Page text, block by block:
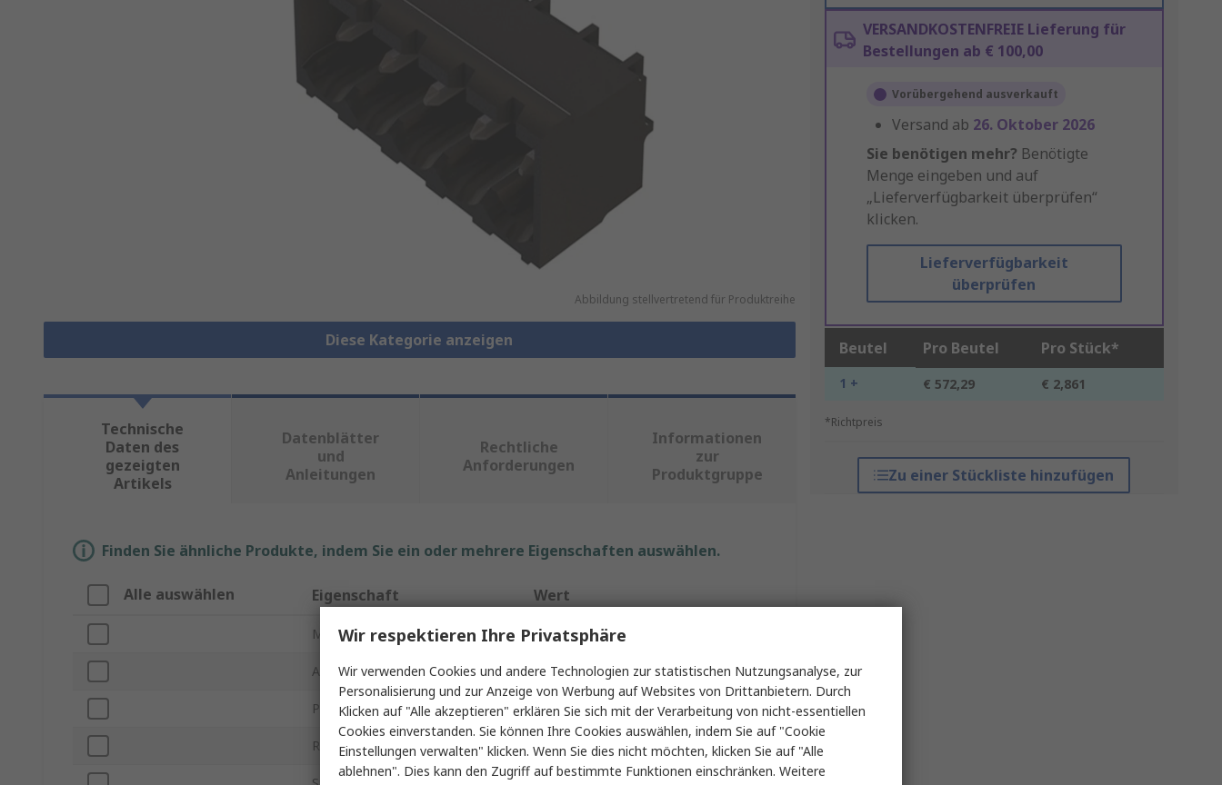
Abbildung stellvertretend für Produktreihe
Diese Kategorie anzeigen
VERSANDKOSTENFREIE Lieferung für
Bestellungen ab € 100,00
Vorübergehend ausverkauft
Versand ab 26. Oktober 2026
Sie benötigen mehr? Benötigte
Menge eingeben und auf
„Lieferverfügbarkeit überprüfen“
klicken.
Lieferverfügbarkeit
überprüfen
Beutel Pro Beutel Pro Stück*
1 + € 572,29 € 2,861
*Richtpreis
Zu einer Stückliste hinzufügen
Technische
Daten des
gezeigten
Artikels
Datenblätter
und
Anleitungen
Rechtliche
Anforderungen
Informationen
zur
Produktgruppe
Finden Sie ähnliche Produkte, indem Sie ein oder mehrere Eigenschaften auswählen.
Alle auswählen Eigenschaft Wert
Marke HARTING
Anzahl der Kontakte 14
Produkt Typ Leiterplattensteckverbinder
Rastermaß 5.08mm
Wir respektieren Ihre Privatsphäre
Wir verwenden Cookies und andere Technologien zur statistischen Nutzungsanalyse, zur
Personalisierung und zur Anzeige von Werbung auf Websites von Drittanbietern. Durch
Klicken auf "Alle akzeptieren" erklären Sie sich mit der Verarbeitung von nicht-essentiellen
Cookies einverstanden. Sie können Ihre Cookies auswählen, indem Sie auf "Cookie
Einstellungen verwalten" klicken. Wenn Sie dies nicht möchten, klicken Sie auf "Alle
ablehnen". Dies kann den Zugriff auf bestimmte Funktionen einschränken. Weitere